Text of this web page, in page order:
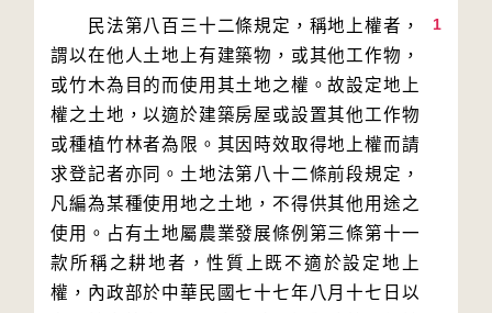
1
民法第八百三十二條規定，稱地上權者，
謂以在他人土地上有建築物，或其他工作物，
或竹木為目的而使用其土地之權。故設定地上
權之土地，以適於建築房屋或設置其他工作物
或種植竹林者為限。其因時效取得地上權而請
求登記者亦同。土地法第八十二條前段規定，
凡編為某種使用地之土地，不得供其他用途之
使用。占有土地屬農業發展條例第三條第十一
款所稱之耕地者，性質上既不適於設定地上
權，內政部於中華民國七十七年八月十七日以